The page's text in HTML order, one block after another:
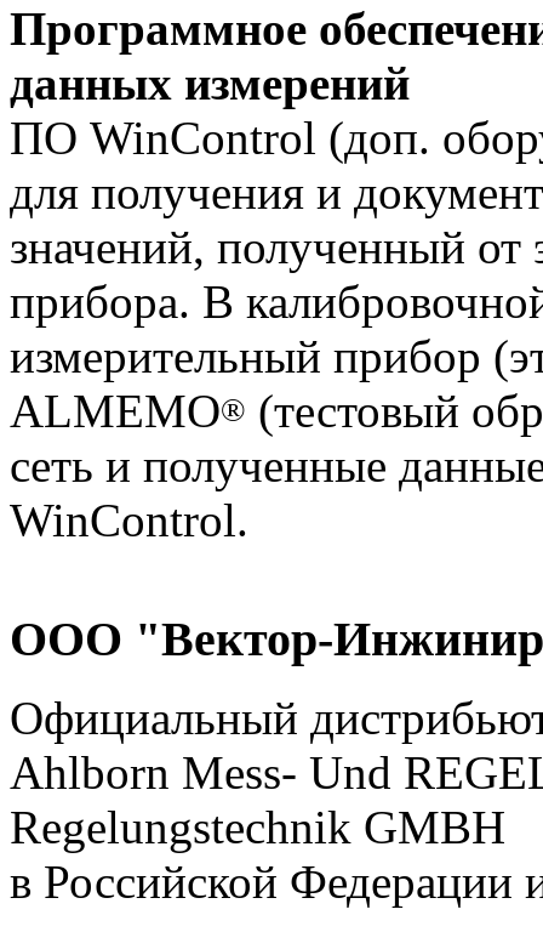
Программное
данных измерений
ПО WinControl (доп.
для получения и
значений, полученный от
прибора. В
измерительный прибор
ALMEMO® (тестовый
сеть и полученные
WinControl.
ООО "Вектор-
Официальный
Ahlborn Mess- Und
Regelungstechnik GMBH
в Российской Федерации